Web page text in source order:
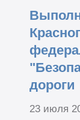
дороги
23 июля